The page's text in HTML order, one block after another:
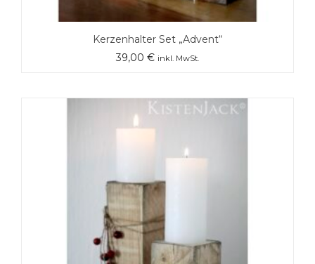
Kerzenhalter Set „Advent“
39,00 € inkl. MwSt.